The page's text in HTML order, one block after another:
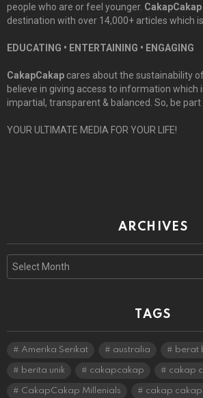
people who are or feel younger. CakapCakap
destination with over 14,000+ articles which
EDUCATING • ENTERTAINING • ENGAGING
CakapCakap cares about the sustainability
believe in giving access to information which
impartial, transparent & balanced. So, be
YOUR ULTIMATE MEDIA FOR YOUR LIFE!
ARCHIVES
Archives
TAGS
Amerika Serikat australia berat
berita unik cakapcakap cakap
CakapCakap Millenials cakap cakap